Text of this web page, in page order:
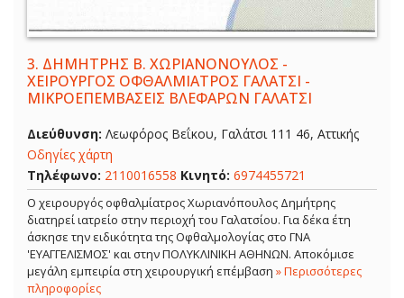
3. ΔΗΜΗΤΡΗΣ Β. ΧΩΡΙΑΝΟΝΟΥΛΟΣ -
ΧΕΙΡΟΥΡΓΟΣ ΟΦΘΑΛΜΙΑΤΡΟΣ ΓΑΛΑΤΣΙ -
ΜΙΚΡΟΕΠΕΜΒΑΣΕΙΣ ΒΛΕΦΑΡΩΝ ΓΑΛΑΤΣΙ
Διεύθυνση: Λεωφόρος Βεΐκου, Γαλάτσι 111 46, Αττικής
Οδηγίες χάρτη
Τηλέφωνο: 2110016558 Κινητό: 6974455721
Ο χειρουργός οφθαλμίατρος Χωριανόπουλος Δημήτρης
διατηρεί ιατρείο στην περιοχή του Γαλατσίου. Για δέκα έτη
άσκησε την ειδικότητα της Οφθαλμολογίας στο ΓΝΑ
'ΕΥΑΓΓΕΛΙΣΜΟΣ' και στην ΠΟΛΥΚΛΙΝΙΚΗ ΑΘΗΝΩΝ. Αποκόμισε
μεγάλη εμπειρία στη χειρουργική επέμβαση » Περισσότερες
πληροφορίες